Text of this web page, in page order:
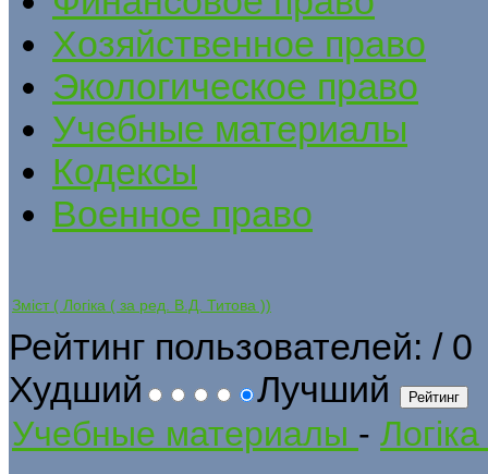
Хозяйственное право
Экологическое право
Учебные материалы
Кодексы
Военное право
Зміст ( Логіка ( за ред. В.Д. Титова ))
Рейтинг пользователей: / 0
Худший
Лучший
Учебные материалы -